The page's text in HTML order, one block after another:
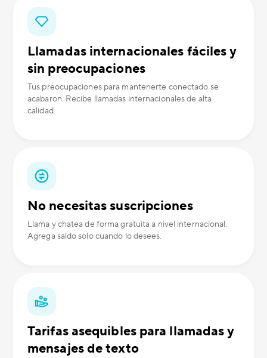
Llamadas internacionales fáciles y
sin preocupaciones
Tus preocupaciones para mantenerte conectado se
acabaron. Recibe llamadas internacionales de alta
calidad.
No necesitas suscripciones
Llama y chatea de forma gratuita a nivel internacional.
Agrega saldo solo cuando lo desees.
Tarifas asequibles para llamadas y
mensajes de texto